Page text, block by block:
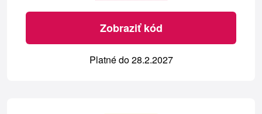
Zobraziť kód
Platné do 28.2.2027